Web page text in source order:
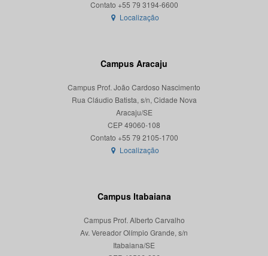
Localização
Campus Aracaju
Campus Prof. João Cardoso Nascimento
Rua Cláudio Batista, s/n, Cidade Nova
Aracaju/SE
CEP 49060-108
Localização
Campus Itabaiana
Campus Prof. Alberto Carvalho
Av. Vereador Olímpio Grande, s/n
Itabaiana/SE